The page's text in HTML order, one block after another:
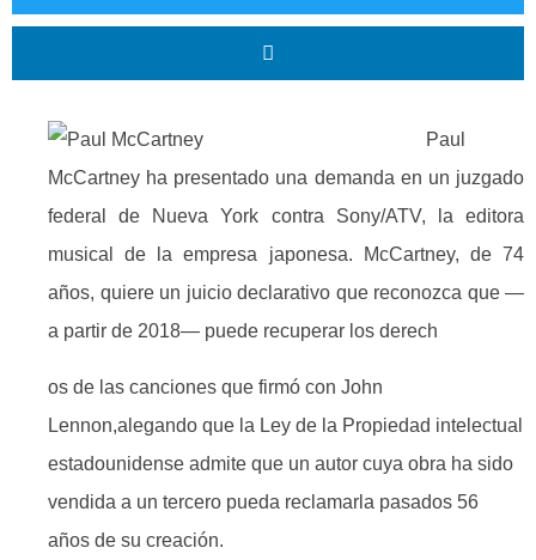
Paul
McCartney ha presentado una demanda en un juzgado
federal de Nueva York contra Sony/ATV, la editora
musical de la empresa japonesa. McCartney, de 74
años, quiere un juicio declarativo que reconozca que —
a partir de 2018— puede recuperar los derech
os de las canciones que firmó con John
Lennon,alegando que la Ley de la Propiedad intelectual
estadounidense admite que un autor cuya obra ha sido
vendida a un tercero pueda reclamarla pasados 56
años de su creación.